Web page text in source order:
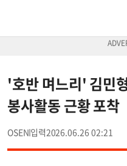
'호반 며느리' 김민
봉사활동 근황 포착
OSEN 2026.06.26 02:21